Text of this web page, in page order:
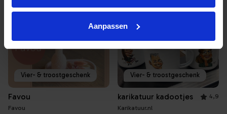
Aanpassen
Vier- & troostgeschenk
Favou
Favou
Vier- & troostgeschenk
karikatuur kadootjes
4,9
Karikatuur.nl